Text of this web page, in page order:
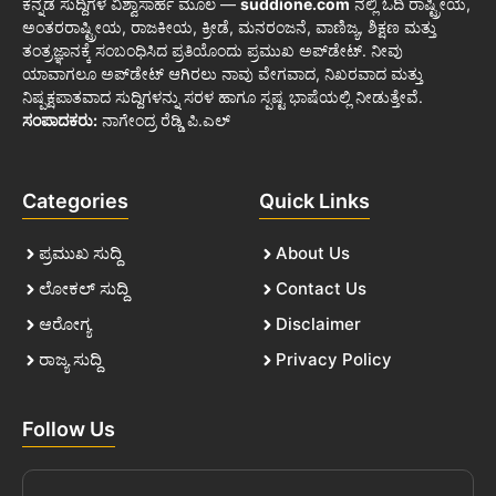
ಕನ್ನಡ ಸುದ್ದಿಗಳ ವಿಶ್ವಾಸಾರ್ಹ ಮೂಲ — suddione.com ನಲ್ಲಿ ಓದಿ ರಾಷ್ಟ್ರೀಯ,
ಅಂತರರಾಷ್ಟ್ರೀಯ, ರಾಜಕೀಯ, ಕ್ರೀಡೆ, ಮನರಂಜನೆ, ವಾಣಿಜ್ಯ, ಶಿಕ್ಷಣ ಮತ್ತು
ತಂತ್ರಜ್ಞಾನಕ್ಕೆ ಸಂಬಂಧಿಸಿದ ಪ್ರತಿಯೊಂದು ಪ್ರಮುಖ ಅಪ್‌ಡೇಟ್. ನೀವು
ಯಾವಾಗಲೂ ಅಪ್‌ಡೇಟ್ ಆಗಿರಲು ನಾವು ವೇಗವಾದ, ನಿಖರವಾದ ಮತ್ತು
ನಿಷ್ಪಕ್ಷಪಾತವಾದ ಸುದ್ದಿಗಳನ್ನು ಸರಳ ಹಾಗೂ ಸ್ಪಷ್ಟ ಭಾಷೆಯಲ್ಲಿ ನೀಡುತ್ತೇವೆ.
ಸಂಪಾದಕರು: ನಾಗೇಂದ್ರ ರೆಡ್ಡಿ ಪಿ.ಎಲ್
Categories
ಪ್ರಮುಖ ಸುದ್ದಿ
ಲೋಕಲ್ ಸುದ್ದಿ
ಆರೋಗ್ಯ
ರಾಜ್ಯ ಸುದ್ದಿ
Quick Links
About Us
Contact Us
Disclaimer
Privacy Policy
Follow Us